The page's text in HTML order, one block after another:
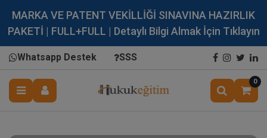
MARKA VE PATENT VEKİLLİĞİ SINAVINA HAZIRLIK
PAKETİ | FULL+FULL | Detaylı Bilgi Almak İçin Tıklayın
Whatsapp Destek SSS
0